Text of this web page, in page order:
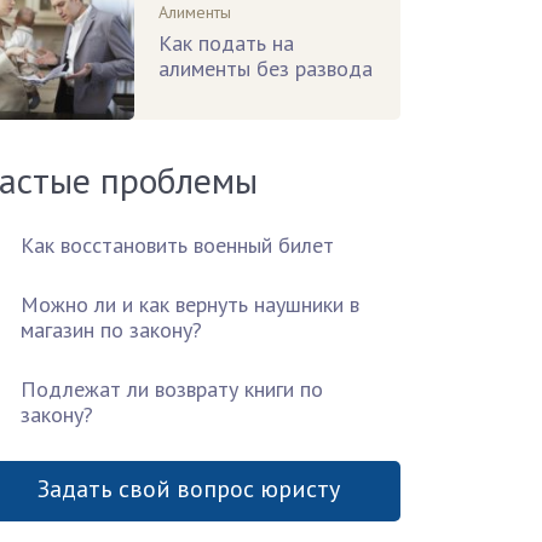
Алименты
Как подать на
алименты без развода
проблемы
Как восстановить военный билет
Можно ли и как вернуть наушники в
магазин по закону?
Подлежат ли возврату книги по
закону?
Задать свой вопрос юристу